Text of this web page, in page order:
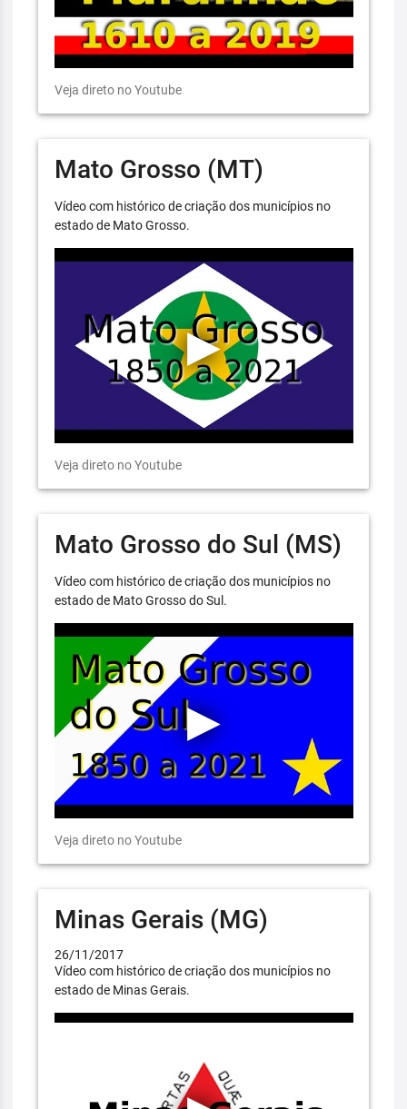
Veja direto no Youtube
Mato Grosso (MT)
Vídeo com histórico de criação dos municípios no
estado de Mato Grosso.
Veja direto no Youtube
Mato Grosso do Sul (MS)
Vídeo com histórico de criação dos municípios no
estado de Mato Grosso do Sul.
Veja direto no Youtube
Minas Gerais (MG)
26/11/2017
Vídeo com histórico de criação dos municípios no
estado de Minas Gerais.